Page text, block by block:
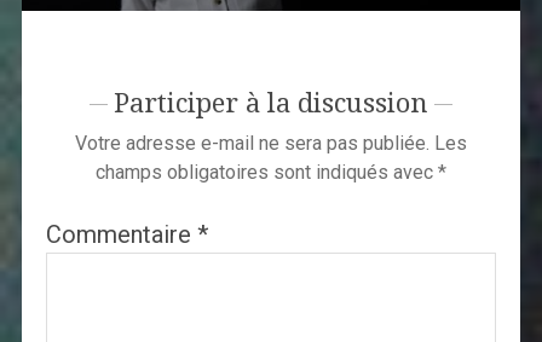
Participer à la discussion
Votre adresse e-mail ne sera pas publiée. Les
champs obligatoires sont indiqués avec *
Commentaire *